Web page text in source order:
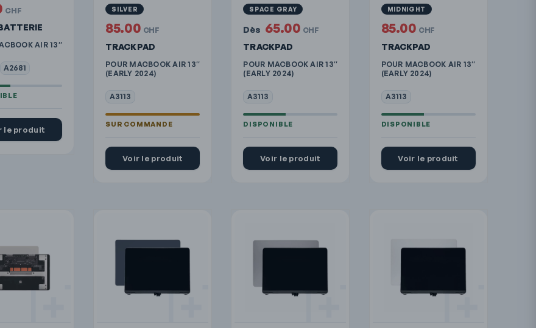
AIR 13″
A2681
CHF
le produit
TRACKPAD
POUR MACBOOK AIR 13″
(EARLY 2024)
A3113
SILVER
85.00 CHF
Voir le produit
TRACKPAD
POUR MACBOOK AIR 13″
(EARLY 2024)
A3113
SPACE GRAY
Dès 65.00 CHF
Voir le produit
TRACKPAD
POUR MACBOOK AIR 13″
(EARLY 2024)
A3113
MIDNIGHT
85.00 CHF
Voir le produit